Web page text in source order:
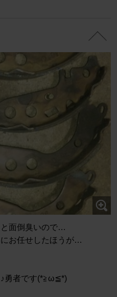
面倒臭いので…
にお任せしたほうが…
♪勇者です(*≧ω≦*)